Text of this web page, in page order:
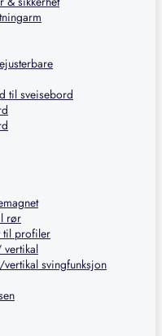
til sveisebord
rør
til profiler
vertikal
svingfunksjon